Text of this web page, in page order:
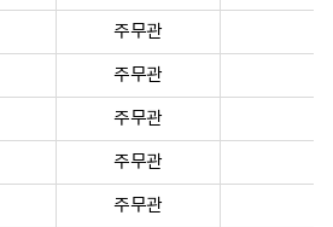
주무관
주무관
주무관
주무관
주무관